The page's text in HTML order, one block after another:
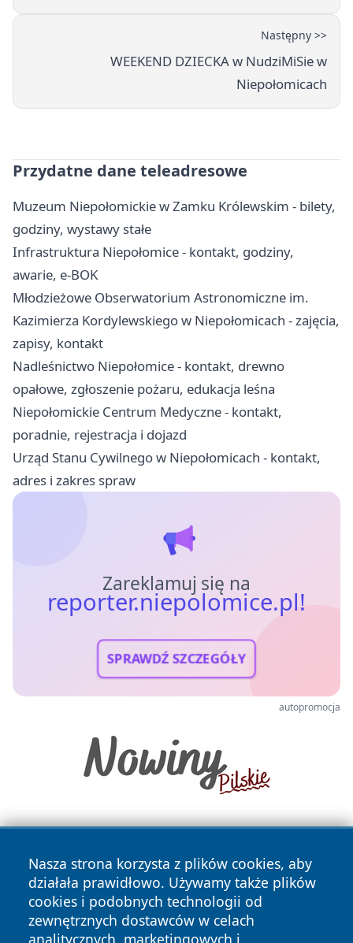
Następny >>
WEEKEND DZIECKA w NudziMiSie w
Niepołomicach
Przydatne dane teleadresowe
Muzeum Niepołomickie w Zamku Królewskim - bilety,
godziny, wystawy stałe
Infrastruktura Niepołomice - kontakt, godziny,
awarie, e-BOK
Młodzieżowe Obserwatorium Astronomiczne im.
Kazimierza Kordylewskiego w Niepołomicach - zajęcia,
zapisy, kontakt
Nadleśnictwo Niepołomice - kontakt, drewno
opałowe, zgłoszenie pożaru, edukacja leśna
Niepołomickie Centrum Medyczne - kontakt,
poradnie, rejestracja i dojazd
Urząd Stanu Cywilnego w Niepołomicach - kontakt,
adres i zakres spraw
Zareklamuj się na
reporter.niepolomice.pl!
SPRAWDŹ SZCZEGÓŁY
autopromocja
Nasza strona korzysta z plików cookies, aby
działała prawidłowo. Używamy także plików
cookies i podobnych technologii od
zewnętrznych dostawców w celach
analitycznych, marketingowych i
Copyright © 2026 reporter.niepolomice.pl Wszystkie prawa